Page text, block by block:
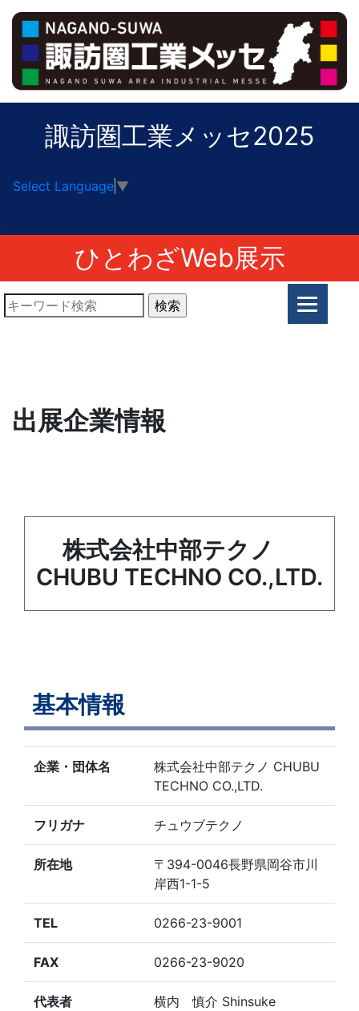
諏訪圏工業メッセ2025
Select Language ▼
>
ひとわざWeb展示
出展企業情報
株式会社中部テクノ
CHUBU TECHNO CO.,LTD.
基本情報
企業・団体名
株式会社中部テクノ CHUBU
TECHNO CO.,LTD.
フリガナ チュウブテクノ
所在地
〒394-0046長野県岡谷市川
岸西1-1-5
TEL 0266-23-9001
FAX 0266-23-9020
代表者
横内 慎介 Shinsuke